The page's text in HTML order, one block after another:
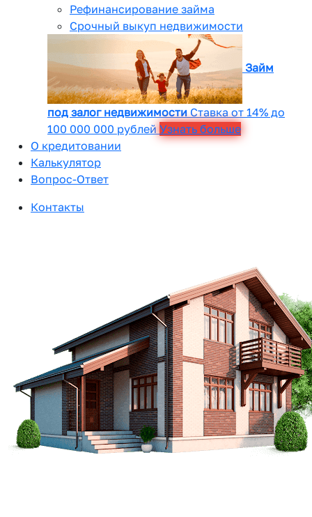
Рефинансирование займа
Срочный выкуп недвижимости
Займ
под залог недвижимости Ставка от 14% до
100 000 000 рублей Узнать больше
О кредитовании
Калькулятор
Вопрос-Ответ
Контакты